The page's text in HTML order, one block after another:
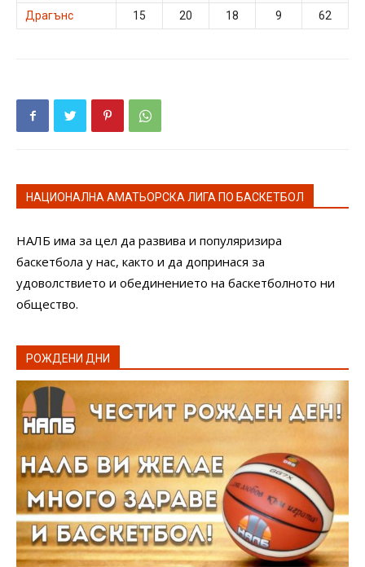
Драгънс
15 20 18 9 62
НАЦИОНАЛНА АМАТЬОРСКА ЛИГА ПО БАСКЕТБОЛ
НАЛБ има за цел да развива и популяризира
баскетбола у нас, както и да допринася за
удоволствието и обединението на баскетболното ни
общество.
РОЖДЕНИ ДНИ